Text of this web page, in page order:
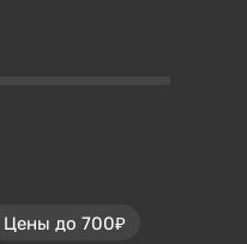
Цены до 700₽